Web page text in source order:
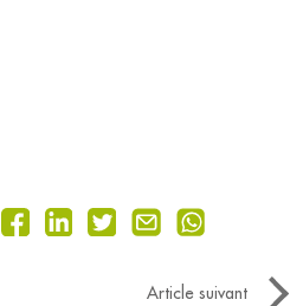
Article suivant